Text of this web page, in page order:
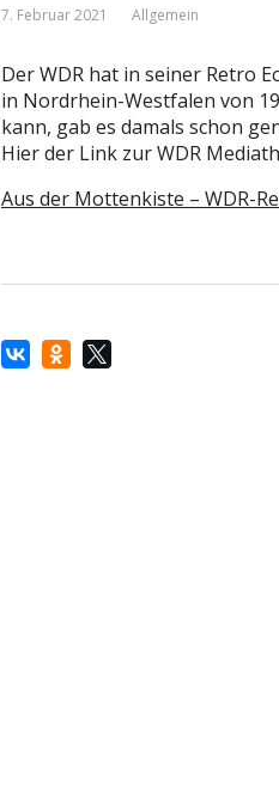
7. Februar 2021 Allgemein
Der WDR hat in seiner Retro
in Nordrhein-Westfalen von
kann, gab es damals schon
Hier der Link zur WDR
Aus der Mottenkiste – WDR-